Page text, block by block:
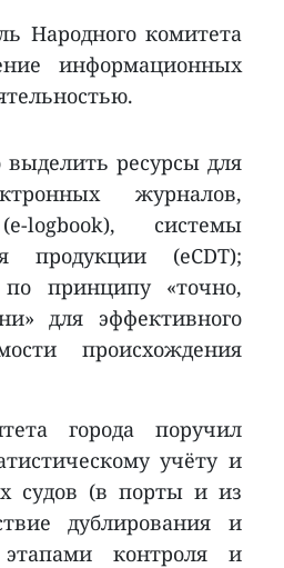
Народного комитета
информационных
ресурсы для
журналов,
logbook), системы
продукции (eCDT);
по принципу «точно,
для эффективного
происхождения
города поручил
учёту и
судов (в порты и из
дублирования и
контроля и